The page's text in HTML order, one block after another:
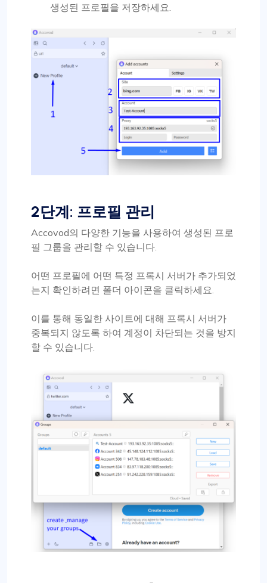
생성된 프로필을 저장하세요.
2단계: 프로필 관리
Accovod의 다양한 기능을 사용하여 생성된 프로
필 그룹을 관리할 수 있습니다.
어떤 프로필에 어떤 특정 프록시 서버가 추가되었
는지 확인하려면 폴더 아이콘을 클릭하세요.
이를 통해 동일한 사이트에 대해 프록시 서버가
중복되지 않도록 하여 계정이 차단되는 것을 방지
할 수 있습니다.